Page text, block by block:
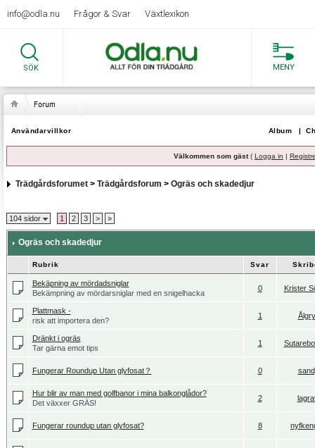
info@odla.nu Frågor & Svar Växtlexikon
SÖK MENY
Användarvillkor Album |
Välkommen som gäst( Logga in |
Trädgårdsforumet> Trädgårdsforum > Ogräs och skadedjur
104 sidor 1 2 3 > »
Ogräs och skadedjur
Rubrik Svar
Bekäpning av mördadsniglar
Bekämpning av mördarsniglar med en snigelhacka
0 Krister
Plattmask -
risk att importera den?
1
Dränkt i ogräs
Tar gärna emot tips
1
Fungerar Roundup Utan glyfosat？ 0
Hur blir av man med golfbanor i mina balkonglådor?
Det växxer GRÄS!
2
Fungerar roundup utan glyfosat? 8